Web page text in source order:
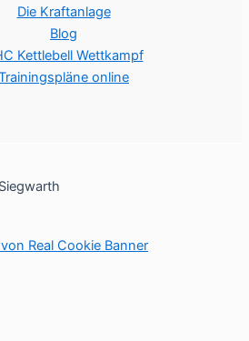
Die Kraftanlage
Blog
Kettlebell Wettkampf
online
Real Cookie Banner